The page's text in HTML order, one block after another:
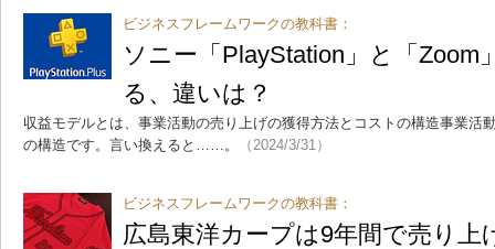
ビジネスフレームワークの教科書：
ソニー「PlayStation」と「Zoom
る、違いは？
収益モデルとは、事業活動の売り上げの獲得方法とコストの構造事業活
の構造です。言い換えると……。
（2024/3/31）
ビジネスフレームワークの教科書：
広島東洋カープは9年間で売り上